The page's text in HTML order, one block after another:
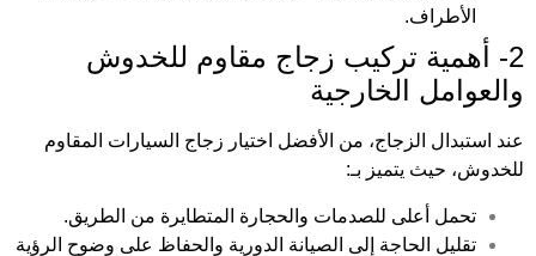
الأطراف.
2- أهمية تركيب زجاج مقاوم للخدوش
والعوامل الخارجية
عند استبدال الزجاج، من الأفضل اختيار زجاج السيارات المقاوم
للخدوش، حيث يتميز بـ:
تحمل أعلى للصدمات والحجارة المتطايرة من الطريق.
تقليل الحاجة إلى الصيانة الدورية والحفاظ على وضوح الرؤية